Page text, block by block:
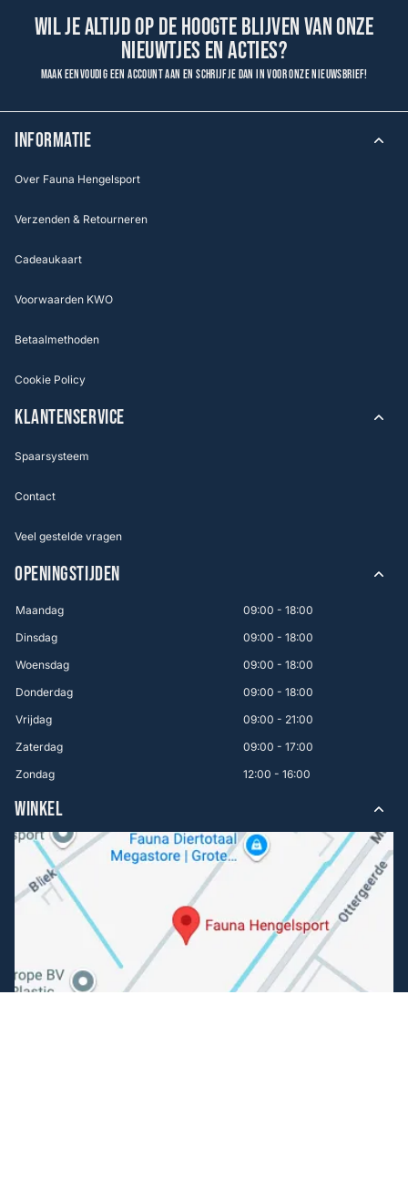
Wil je altijd op de hoogte blijven van onze
nieuwtjes en acties?
Maak eenvoudig een account aan en schrijf je dan in voor onze nieuwsbrief!
INFORMATIE
Over Fauna Hengelsport
Verzenden & Retourneren
Cadeaukaart
Voorwaarden KWO
Betaalmethoden
Cookie Policy
KLANTENSERVICE
Spaarsysteem
Contact
Veel gestelde vragen
OPENINGSTIJDEN
Maandag
09:00 - 18:00
Dinsdag
09:00 - 18:00
Woensdag
09:00 - 18:00
Donderdag
09:00 - 18:00
Vrijdag
09:00 - 21:00
Zaterdag
09:00 - 17:00
Zondag
12:00 - 16:00
WINKEL